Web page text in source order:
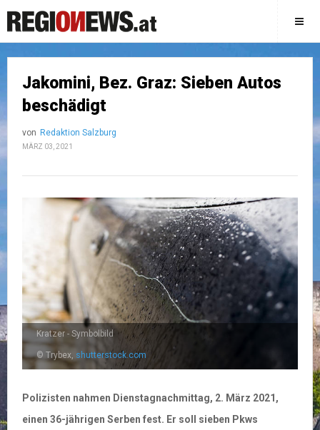
Jakomini, Bez. Graz: Sieben Autos
beschädigt
von Redaktion Salzburg
MÄRZ 03, 2021
Kratzer - Symbolbild
© Trybex, shutterstock.com
Polizisten nahmen Dienstagnachmittag, 2. März 2021,
einen 36-jährigen Serben fest. Er soll sieben Pkws